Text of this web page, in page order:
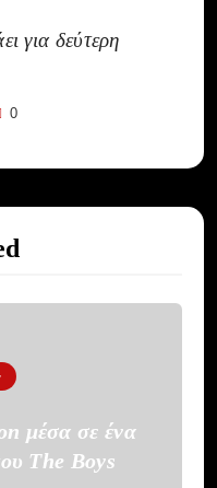
για δεύτερη
0
μέσα σε ένα
The Boys